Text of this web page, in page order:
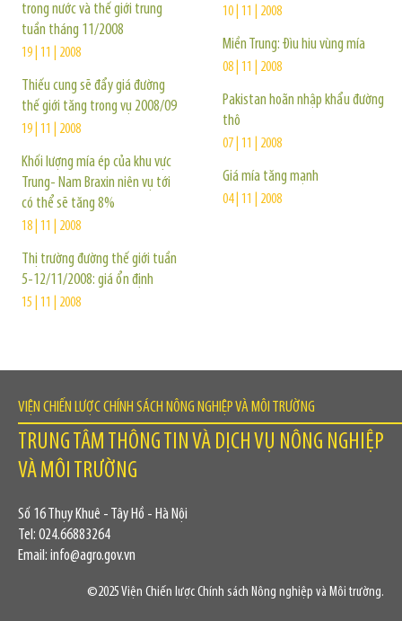
trong nước và thế giới trung
tuần tháng 11/2008
19 | 11 | 2008
Thiếu cung sẽ đẩy giá đường
thế giới tăng trong vụ 2008/09
19 | 11 | 2008
Khối lượng mía ép của khu vực
Trung- Nam Braxin niên vụ tới
có thể sẽ tăng 8%
18 | 11 | 2008
Thị trường đường thế giới tuần
5-12/11/2008: giá ổn định
15 | 11 | 2008
10 | 11 | 2008
Miền Trung: Đìu hiu vùng mía
08 | 11 | 2008
Pakistan hoãn nhập khẩu đường
thô
07 | 11 | 2008
Giá mía tăng mạnh
04 | 11 | 2008
VIỆN CHIẾN LƯỢC CHÍNH SÁCH NÔNG NGHIỆP VÀ MÔI TRƯỜNG
TRUNG TÂM THÔNG TIN VÀ DỊCH VỤ NÔNG NGHIỆP
VÀ MÔI TRƯỜNG
Số 16 Thụy Khuê - Tây Hồ - Hà Nội
Tel: 024.66883264
Email: info@agro.gov.vn
©2025 Viện Chiến lược Chính sách Nông nghiệp và Môi trường.